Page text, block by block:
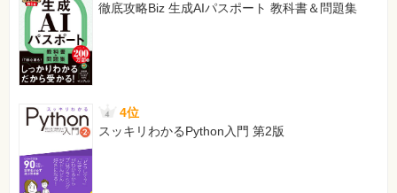
徹底攻略Biz 生成AIパスポート 教科書＆問題集
4位
スッキリわかるPython入門 第2版